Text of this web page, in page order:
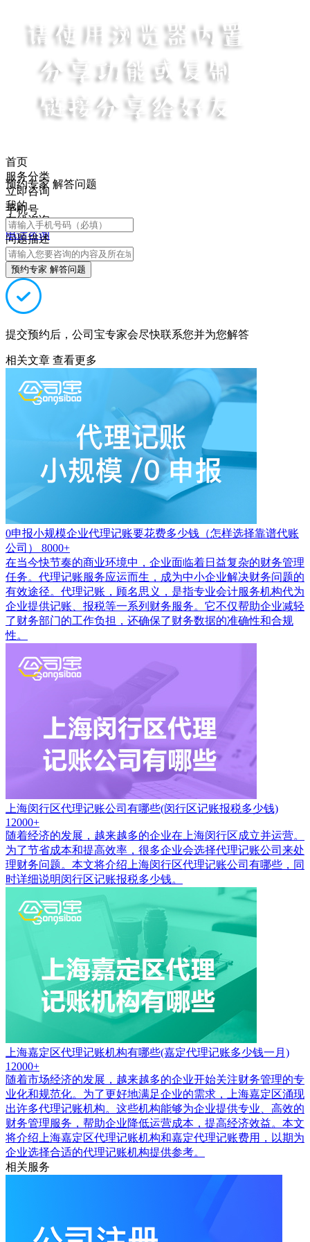
首页
服务分类
立即咨询
我的
在线咨询
电话咨询
预约专家 解答问题
手机号
问题描述
预约专家 解答问题
提交预约后，公司宝专家会尽快联系您并为您解答
相关文章 查看更多
0申报小规模企业代理记账要花费多少钱（怎样选择靠谱代账
公司）
8000+
在当今快节奏的商业环境中，企业面临着日益复杂的财务管理
任务。代理记账服务应运而生，成为中小企业解决财务问题的
有效途径。代理记账，顾名思义，是指专业会计服务机构代为
企业提供记账、报税等一系列财务服务。它不仅帮助企业减轻
了财务部门的工作负担，还确保了财务数据的准确性和合规
性。
上海闵行区代理记账公司有哪些(闵行区记账报税多少钱)
12000+
随着经济的发展，越来越多的企业在上海闵行区成立并运营。
为了节省成本和提高效率，很多企业会选择代理记账公司来处
理财务问题。本文将介绍上海闵行区代理记账公司有哪些，同
时详细说明闵行区记账报税多少钱。
上海嘉定区代理记账机构有哪些(嘉定代理记账多少钱一月)
12000+
随着市场经济的发展，越来越多的企业开始关注财务管理的专
业化和规范化。为了更好地满足企业的需求，上海嘉定区涌现
出许多代理记账机构。这些机构能够为企业提供专业、高效的
财务管理服务，帮助企业降低运营成本，提高经济效益。本文
将介绍上海嘉定区代理记账机构和嘉定代理记账费用，以期为
企业选择合适的代理记账机构提供参考。
相关服务